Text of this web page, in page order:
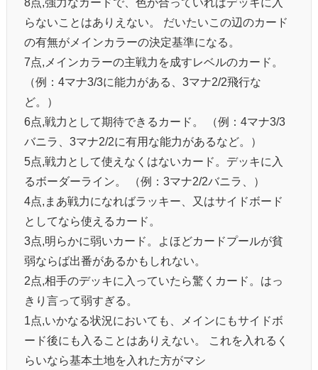
8点,強力なカードで、色が合っていればデッキに入
らないことはありえない。 だいたいこの辺のカード
の有無がメインカラーの決定基準になる。
7点,メインカラーの主戦力を成すレベルのカード。
（例：4マナ3/3に能力がある、3マナ2/2飛行な
ど。）
6点,戦力として期待できるカード。 （例：4マナ3/3
バニラ、3マナ2/2に有用な能力があるなど。）
5点,戦力として使えなくはないカード。デッキに入
るボーダーライン。 （例：3マナ2/2バニラ、）
4点,まあ戦力になればラッキー、又はサイドボード
としてなら使えるカード。
3点,明らかに弱いカード。よほどカードプールが貧
弱ならば出番があるかもしれない。
2点,相手のデッキに入っていたら驚くカード。はっ
きり言って弱すぎる。
1点,いかなる状況においても、メインにもサイドボ
ード後にも入ることはありえない。 これを入れるく
らいなら基本土地を入れた方がマシ